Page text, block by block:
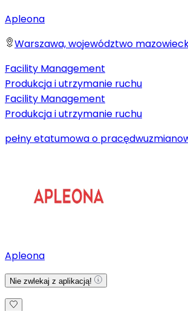
Apleona
Warszawa, województwo
Facility Management
Produkcja i utrzymanie ruchu
Facility Management
Produkcja i utrzymanie ruchu
pełny etatumowa o pracę
Apleona
Nie zwlekaj z aplikacją!